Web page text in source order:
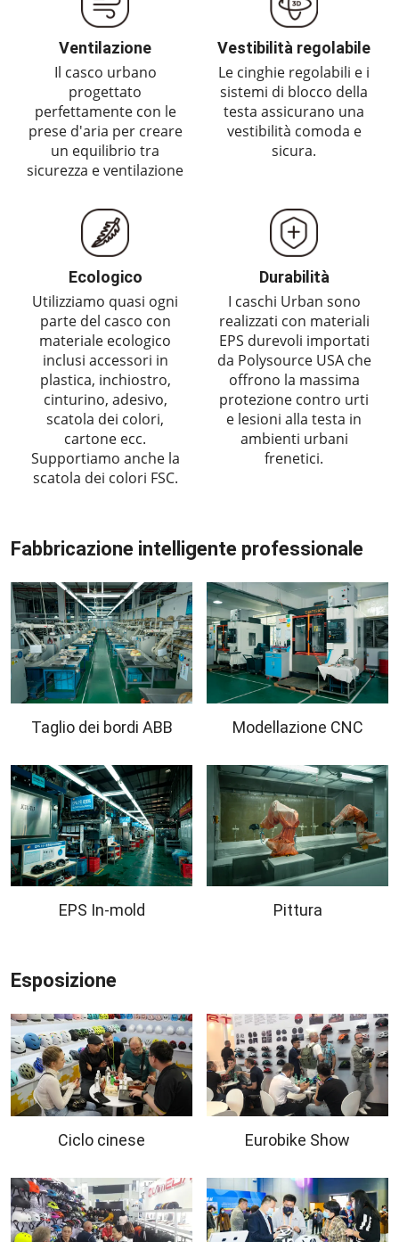
Ventilazione
Il casco urbano
progettato
perfettamente con le
prese d'aria per creare
un equilibrio tra
sicurezza e ventilazione
Vestibilità regolabile
Le cinghie regolabili e i
sistemi di blocco della
testa assicurano una
vestibilità comoda e
sicura.
Ecologico
Utilizziamo quasi ogni
parte del casco con
materiale ecologico
inclusi accessori in
plastica, inchiostro,
cinturino, adesivo,
scatola dei colori,
cartone ecc.
Supportiamo anche la
scatola dei colori FSC.
Durabilità
I caschi Urban sono
realizzati con materiali
EPS durevoli importati
da Polysource USA che
offrono la massima
protezione contro urti
e lesioni alla testa in
ambienti urbani
frenetici.
Fabbricazione intelligente professionale
Taglio dei bordi ABB Modellazione CNC
EPS In-mold Pittura
Esposizione
Ciclo cinese Eurobike Show